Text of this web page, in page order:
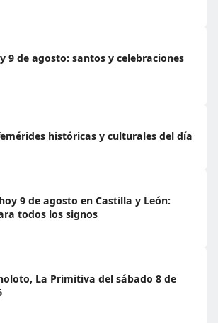
9 de agosto: santos y celebraciones
históricas y culturales del día
9 de agosto en Castilla y León:
todos los signos
La Primitiva del sábado 8 de